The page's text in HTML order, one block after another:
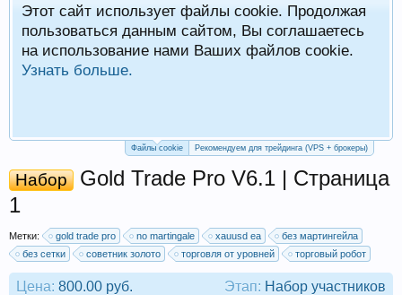
Этот сайт использует файлы cookie. Продолжая
пользоваться данным сайтом, Вы соглашаетесь
на использование нами Ваших файлов cookie.
Узнать больше.
Файлы cookie Рекомендуем для трейдинга (VPS + брокеры)
Набор
Gold Trade Pro V6.1 | Страница
1
Метки: gold trade pro no martingale xauusd ea
без мартингейла
без сетки
советник золото торговля от уровней торговый робот
Этап: Набор участников
Цена: 800.00 руб.